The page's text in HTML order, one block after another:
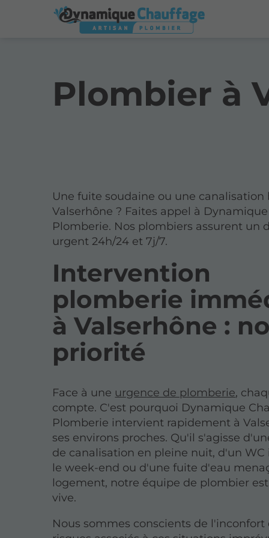
Plombier à
Une fuite soudaine ou une canalisation
Valserhône ? Faites appel à
Plomberie. Nos plombiers assurent un
urgent 24h/24 et 7j/7.
Intervention
plomberie
à Valserhône :
priorité
Face à une urgence de plomberie,
compte. C'est pourquoi Dynamique
Plomberie intervient rapidement à
ses environs proches. Qu'il s'agisse
de canalisation en pleine nuit, d'un
le week-end ou d'une fuite d'eau
logement, notre équipe de plombier
vive.
Nous sommes conscients de l'inconfort